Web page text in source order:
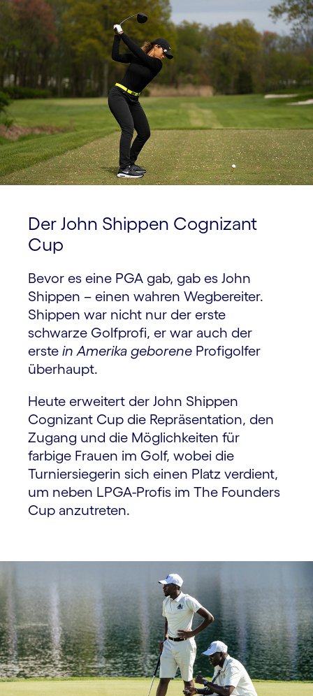
Der John Shippen Cognizant
Cup
Bevor es eine PGA gab, gab es John
Shippen – einen wahren Wegbereiter.
Shippen war nicht nur der erste
schwarze Golfprofi, er war auch der
erste in Amerika geborene Profigolfer
überhaupt.
Heute erweitert der John Shippen
Cognizant Cup die Repräsentation, den
Zugang und die Möglichkeiten für
farbige Frauen im Golf, wobei die
Turniersiegerin sich einen Platz verdient,
um neben LPGA-Profis im The Founders
Cup anzutreten.